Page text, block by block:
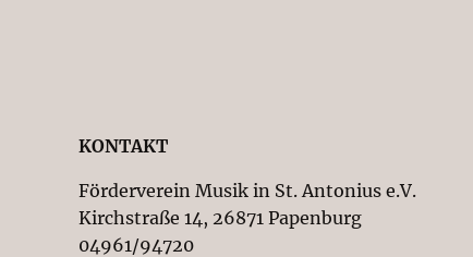
KONTAKT
Förderverein Musik in St. Antonius e.V.
Kirchstraße 14, 26871 Papenburg
04961/94720